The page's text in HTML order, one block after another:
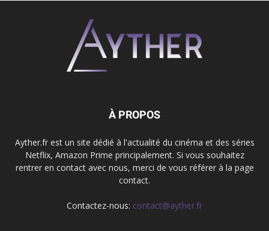
À PROPOS
Ayther.fr est un site dédié à l'actualité du cinéma et des séries
Netflix, Amazon Prime principalement. Si vous souhaitez
rentrer en contact avec nous, merci de vous référer à la page
contact.
Contactez-nous: contact@ayther.fr